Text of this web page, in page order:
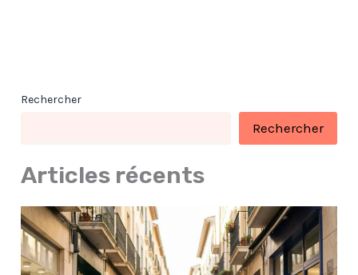
Rechercher
Rechercher
Articles récents